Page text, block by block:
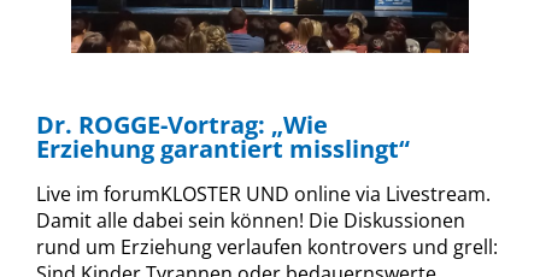
Dr. ROGGE-Vortrag: „Wie
Erziehung garantiert misslingt“
Live im forumKLOSTER UND online via Livestream.
Damit alle dabei sein können! Die Diskussionen
rund um Erziehung verlaufen kontrovers und grell: